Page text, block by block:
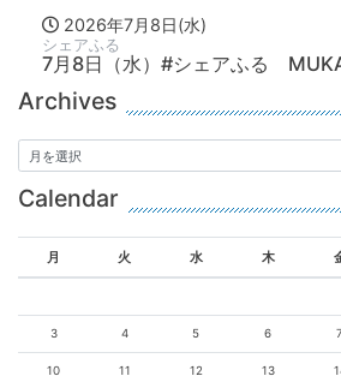
2026年7月8日(水)
シェアふる
7月8日（水）#シェアふる
Archives
Calendar
月 火 水 木
3 4 5 6 7
10 11 12 13